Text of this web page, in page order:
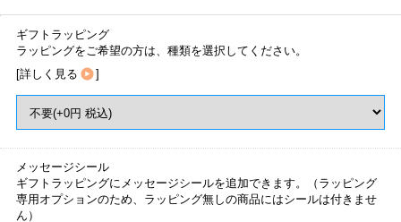
ギフトラッピング
ラッピングをご希望の方は、種類を選択してください。
[詳しく見る ]
メッセージシール
ギフトラッピングにメッセージシールを追加できます。（ラッピング
専用オプションのため、ラッピング無しの商品にはシールは付きませ
ん）